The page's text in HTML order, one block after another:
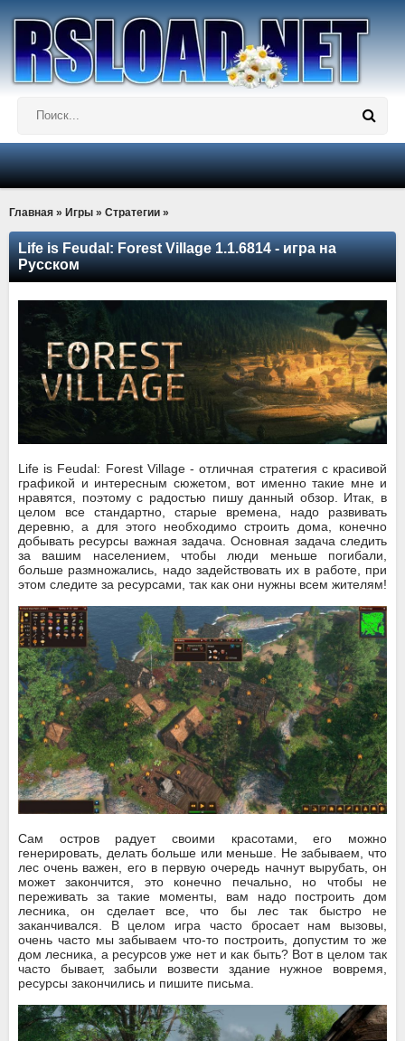
Главная » Игры » Стратегии »
Life is Feudal: Forest Village 1.1.6814 - игра на
Русском
Life is Feudal: Forest Village - отличная стратегия с красивой
графикой и интересным сюжетом, вот именно такие мне и
нравятся, поэтому с радостью пишу данный обзор. Итак, в
целом все стандартно, старые времена, надо развивать
деревню, а для этого необходимо строить дома, конечно
добывать ресурсы важная задача. Основная задача следить
за вашим населением, чтобы люди меньше погибали,
больше размножались, надо задействовать их в работе, при
этом следите за ресурсами, так как они нужны всем жителям!
Сам остров радует своими красотами, его можно
генерировать, делать больше или меньше. Не забываем, что
лес очень важен, его в первую очередь начнут вырубать, он
может закончится, это конечно печально, но чтобы не
переживать за такие моменты, вам надо построить дом
лесника, он сделает все, что бы лес так быстро не
заканчивался. В целом игра часто бросает нам вызовы,
очень часто мы забываем что-то построить, допустим то же
дом лесника, а ресурсов уже нет и как быть? Вот в целом так
часто бывает, забыли возвести здание нужное вовремя,
ресурсы закончились и пишите письма.